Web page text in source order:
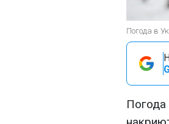
Погода в
Погода